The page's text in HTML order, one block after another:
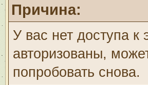
Причина:
У вас нет доступа
авторизованы,
попробовать снова.